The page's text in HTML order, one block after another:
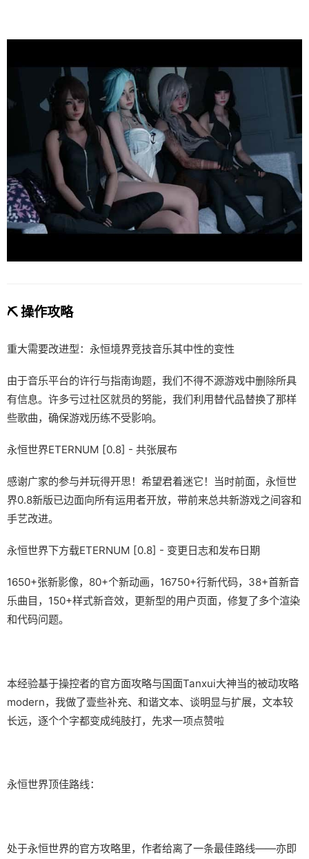
⛏️ 操作攻略
重大需要改进型：永恒境界竞技音乐其中性的变性
由于音乐平台的许行与指南询题，我们不得不源游戏中删除所具
有信息。许多亏过社区就员的努能，我们利用替代品替换了那样
些歌曲，确保游戏历练不受影响。
永恒世界ETERNUM [0.8] - 共张展布
感谢广家的参与并玩得开思！希望君着迷它！当时前面，永恒世
界0.8新版已边面向所有运用者开放，带前来总共新游戏之间容和
手艺改进。
永恒世界下方载ETERNUM [0.8] - 变更日志和发布日期
1650+张新影像，80+个新动画，16750+行新代码，38+首新音
乐曲目，150+样式新音效，更新型的用户页面，修复了多个渲染
和代码问题。
本经验基于操控者的官方面攻略与国面Tanxui大神当的被动攻略
modern，我做了壹些补充、和谐文本、谈明显与扩展，文本较
长远，逐个个字都变成纯肢打，先求一项点赞啦
永恒世界顶佳路线：
处于永恒世界的官方攻略里，作者给离了一条最佳路线——亦即